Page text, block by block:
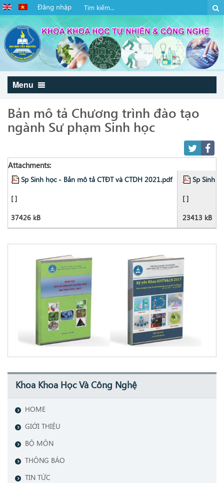
Đăng nhập
Menu
Bản mô tả Chương trình đào tạo
ngành Sư phạm Sinh học
Attachments:
Sp Sinh học - Bản mô tả CTĐT và CTDH 2021.pdf
[ ]
37426 kB
Sp Sinh
[ ]
23413 kB
Khoa Khoa Học Và Công Nghệ
HOME
GIỚI THIỆU
BỘ MÔN
THÔNG BÁO
TIN TỨC